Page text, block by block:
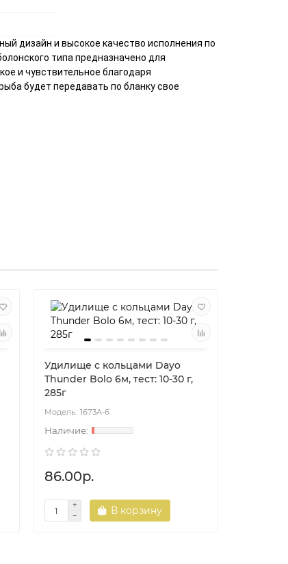
дизайн и высокое качество исполнения по
типа предназначено для
и чувствительное благодаря
будет передавать по бланку свое
Удилище с кольцами Dayo
Thunder Bolo 6м, тест: 10-30 г,
285г
1673A-6
86.00р.
В корзину